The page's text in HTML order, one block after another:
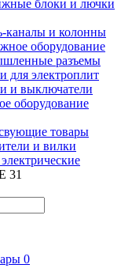
блоки и лючки
каналы и колонны
оборудование
разъемы
для электроплит
и выключатели
оборудование
товары
и вилки
31
0